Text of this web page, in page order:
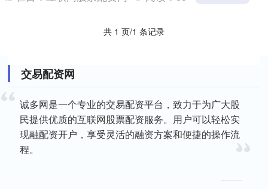
提供最....
共 1 页/1 条记录
交易配资网
诚多网是一个专业的交易配资平台，致力于为广大股
民提供优质的互联网股票配资服务。用户可以轻松实
现融配资开户，享受灵活的融资方案和便捷的操作流
程。